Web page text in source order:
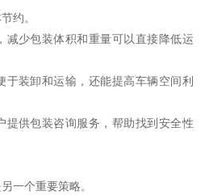
约。
减少包装体积和重量可以直接降低运
于装卸和运输，还能提高车辆空间利
提供包装咨询服务，帮助找到安全性
一个重要策略。